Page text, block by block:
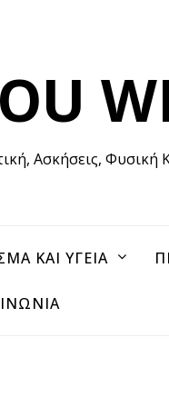
Ασκήσεις, Φυσική
ΚΑΙ ΥΓΕΙΑ